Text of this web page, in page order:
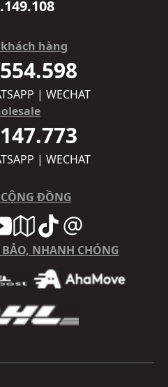
hàng
| WECHAT
| WECHAT
ĐỒNG
NHANH CHÓNG